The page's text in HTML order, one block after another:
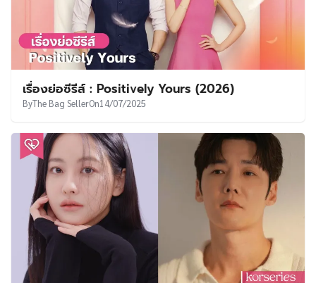
เรื่องย่อซีรีส์ : Positively Yours (2026)
ByThe Bag SellerOn14/07/2025